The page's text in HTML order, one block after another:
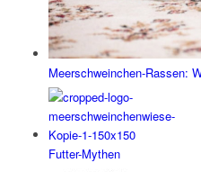
Meerschweinchen-Rassen:
Futter-Mythen